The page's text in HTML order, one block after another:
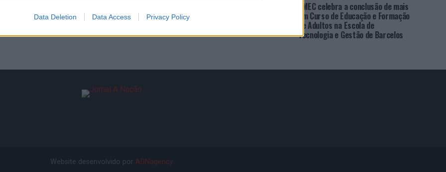
Data Deletion Data Access Privacy Policy
EMEC celebra a conclusão de mais
um Curso de Educação e Formação
de Adultos na Escola de
Tecnologia e Gestão de Barcelos
Website desenvolvido por ADNagency